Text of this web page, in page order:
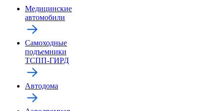
Медицинские
автомобили
Самоходные
подъемники
ТСПП-ГИРД
Автодома